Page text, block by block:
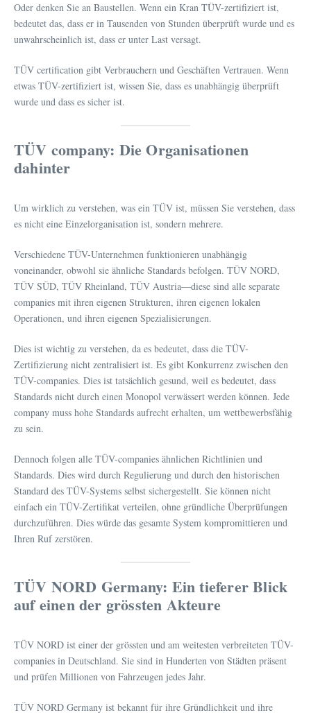
Oder denken Sie an Baustellen. Wenn ein Kran TÜV-zertifiziert ist,
bedeutet das, dass er in Tausenden von Stunden überprüft wurde und es
unwahrscheinlich ist, dass er unter Last versagt.
TÜV certification gibt Verbrauchern und Geschäften Vertrauen. Wenn
etwas TÜV-zertifiziert ist, wissen Sie, dass es unabhängig überprüft
wurde und dass es sicher ist.
TÜV company: Die Organisationen
dahinter
Um wirklich zu verstehen, was ein TÜV ist, müssen Sie verstehen, dass
es nicht eine Einzelorganisation ist, sondern mehrere.
Verschiedene TÜV-Unternehmen funktionieren unabhängig
voneinander, obwohl sie ähnliche Standards befolgen. TÜV NORD,
TÜV SÜD, TÜV Rheinland, TÜV Austria—diese sind alle separate
companies mit ihren eigenen Strukturen, ihren eigenen lokalen
Operationen, und ihren eigenen Spezialisierungen.
Dies ist wichtig zu verstehen, da es bedeutet, dass die TÜV-
Zertifizierung nicht zentralisiert ist. Es gibt Konkurrenz zwischen den
TÜV-companies. Dies ist tatsächlich gesund, weil es bedeutet, dass
Standards nicht durch einen Monopol verwässert werden können. Jede
company muss hohe Standards aufrecht erhalten, um wettbewerbsfähig
zu sein.
Dennoch folgen alle TÜV-companies ähnlichen Richtlinien und
Standards. Dies wird durch Regulierung und durch den historischen
Standard des TÜV-Systems selbst sichergestellt. Sie können nicht
einfach ein TÜV-Zertifikat verteilen, ohne gründliche Überprüfungen
durchzuführen. Dies würde das gesamte System kompromittieren und
Ihren Ruf zerstören.
TÜV NORD Germany: Ein tieferer Blick
auf einen der grössten Akteure
TÜV NORD ist einer der grössten und am weitesten verbreiteten TÜV-
companies in Deutschland. Sie sind in Hunderten von Städten präsent
und prüfen Millionen von Fahrzeugen jedes Jahr.
TÜV NORD Germany ist bekannt für ihre Gründlichkeit und ihre